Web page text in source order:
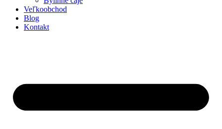
Veľkoobchod
Blog
Kontakt